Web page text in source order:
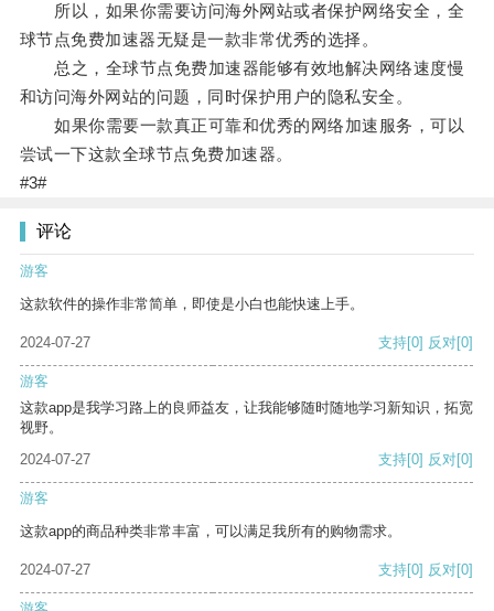
所以，如果你需要访问海外网站或者保护网络安全，全
球节点免费加速器无疑是一款非常优秀的选择。
总之，全球节点免费加速器能够有效地解决网络速度慢
和访问海外网站的问题，同时保护用户的隐私安全。
如果你需要一款真正可靠和优秀的网络加速服务，可以
尝试一下这款全球节点免费加速器。
#3#
评论
游客
这款软件的操作非常简单，即使是小白也能快速上手。
2024-07-27 支持[0] 反对[0]
游客
这款app是我学习路上的良师益友，让我能够随时随地学习新知识，拓宽
视野。
2024-07-27
支持[0] 反对[0]
游客
这款app的商品种类非常丰富，可以满足我所有的购物需求。
2024-07-27 支持[0] 反对[0]